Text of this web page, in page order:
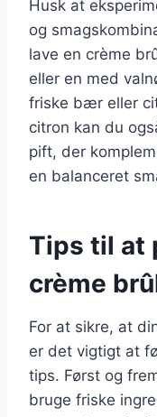
Husk at
og
lave en crème
eller en med
friske bær eller
citron kan du
pift, der
en balanceret
Tips til at
crème
For at sikre, at
er det vigtigt at
tips. Først og
bruge friske